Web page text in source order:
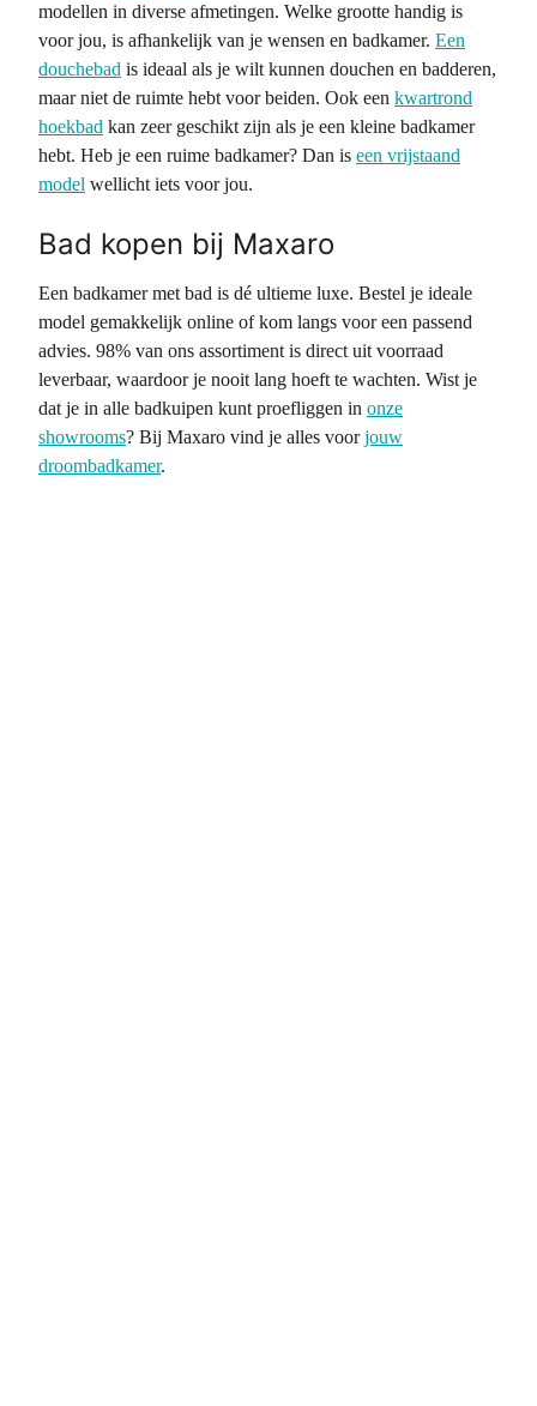
modellen in diverse afmetingen. Welke grootte handig is
voor jou, is afhankelijk van je wensen en badkamer. Een
douchebad is ideaal als je wilt kunnen douchen en badderen,
maar niet de ruimte hebt voor beiden. Ook een kwartrond
hoekbad kan zeer geschikt zijn als je een kleine badkamer
hebt. Heb je een ruime badkamer? Dan is een vrijstaand
model wellicht iets voor jou.
Bad kopen bij Maxaro
Een badkamer met bad is dé ultieme luxe. Bestel je ideale
model gemakkelijk online of kom langs voor een passend
advies. 98% van ons assortiment is direct uit voorraad
leverbaar, waardoor je nooit lang hoeft te wachten. Wist je
dat je in alle badkuipen kunt proefliggen in onze
showrooms? Bij Maxaro vind je alles voorjouw
droombadkamer.